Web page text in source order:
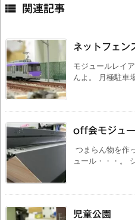
 関連記事
ネットフェン
モジュールレイ
んよ。 月極駐車
off会モジュ
つまらん物を作
ュール・・・。
児童公園